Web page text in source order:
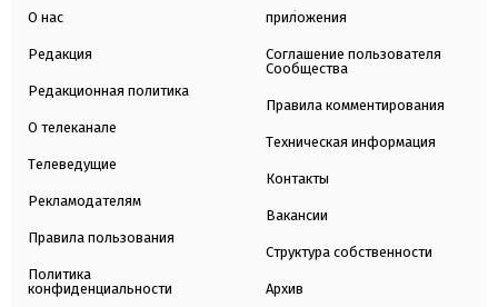
О нас
Редакция
Редакционная политика
О телеканале
Телеведущие
Рекламодателям
Правила пользования
Политика
конфиденциальности
приложения
Соглашение пользователя
Сообщества
Правила комментирования
Техническая информация
Контакты
Вакансии
Структура собственности
Архив